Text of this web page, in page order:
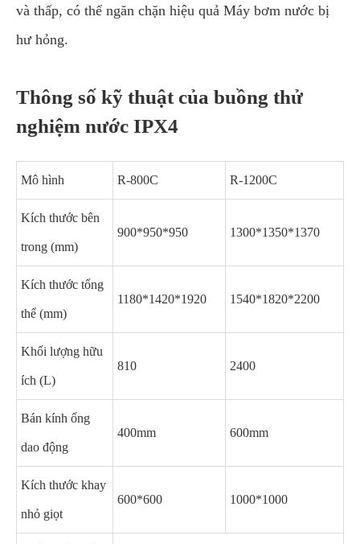
và thấp, có thể ngăn chặn hiệu quả Máy bơm nước bị
hư hỏng.
Thông số kỹ thuật của buồng thử
nghiệm nước IPX4
Mô hình R-800C R-1200C
Kích thước bên
trong (mm)
900*950*950 1300*1350*1370
Kích thước tổng
thể (mm)
1180*1420*1920 1540*1820*2200
Khối lượng hữu
ích (L)
810 2400
Bán kính ống
dao động
400mm 600mm
Kích thước khay
nhỏ giọt
600*600 1000*1000